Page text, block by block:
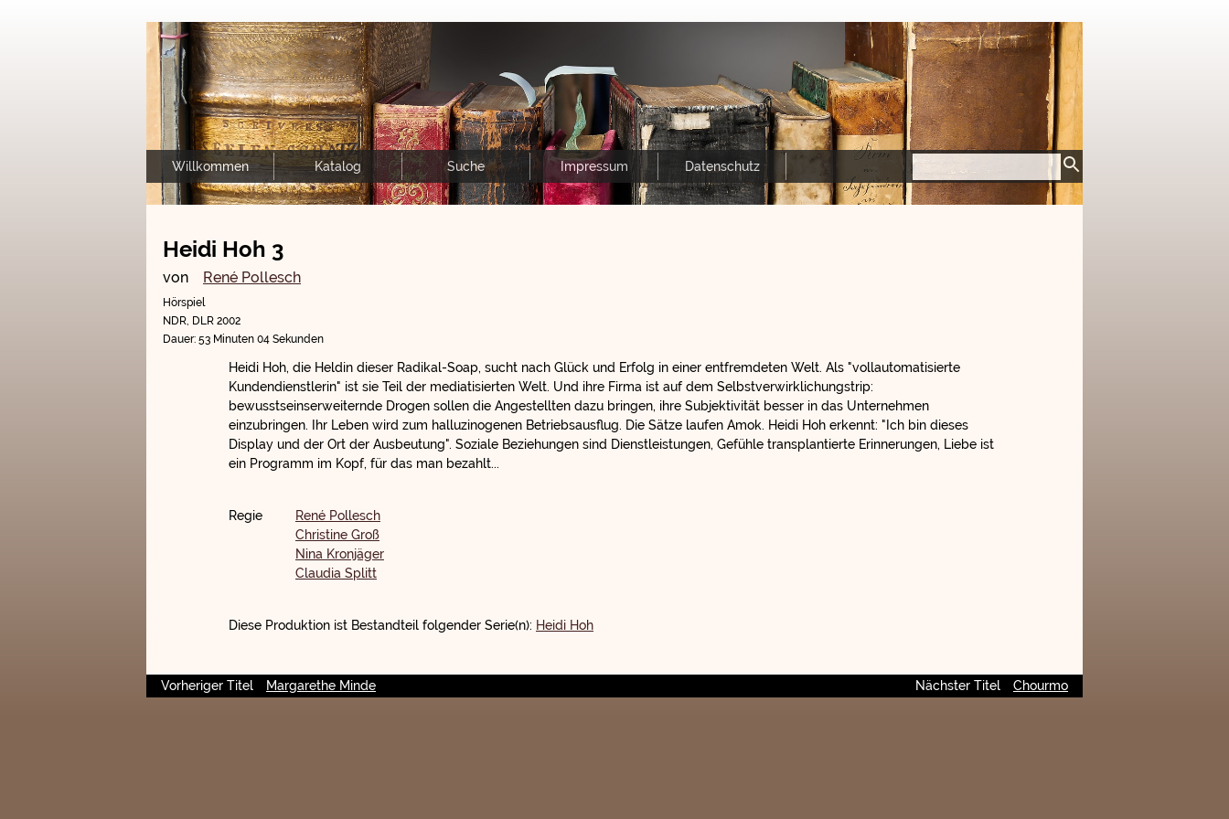
Willkommen Katalog Suche Impressum Datenschutz
Heidi Hoh 3
von René Pollesch
Hörspiel
NDR, DLR 2002
Dauer: 53 Minuten 04 Sekunden
Heidi Hoh, die Heldin dieser Radikal-Soap, sucht nach Glück und Erfolg in einer entfremdeten Welt. Als "vollautomatisierte
Kundendienstlerin" ist sie Teil der mediatisierten Welt. Und ihre Firma ist auf dem Selbstverwirklichungstrip:
bewusstseinserweiternde Drogen sollen die Angestellten dazu bringen, ihre Subjektivität besser in das Unternehmen
einzubringen. Ihr Leben wird zum halluzinogenen Betriebsausflug. Die Sätze laufen Amok. Heidi Hoh erkennt: "Ich bin dieses
Display und der Ort der Ausbeutung". Soziale Beziehungen sind Dienstleistungen, Gefühle transplantierte Erinnerungen, Liebe ist
ein Programm im Kopf, für das man bezahlt...
Regie
René Pollesch
Christine Groß
Nina Kronjäger
Claudia Splitt
Diese Produktion ist Bestandteil folgender Serie(n): Heidi Hoh
Vorheriger Titel Margarethe Minde Nächster Titel Chourmo